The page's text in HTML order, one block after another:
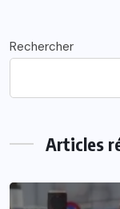
Rechercher
Articles